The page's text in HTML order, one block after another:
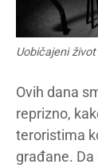
Uobičajeni
Ovih dana
reprizno,
teroristima
građane.